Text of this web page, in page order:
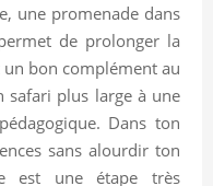
une promenade dans
de prolonger la
un bon complément au
safari plus large à une
Dans ton
sans alourdir ton
est une étape très